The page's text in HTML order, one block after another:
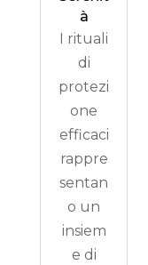
à
I rituali
di
protezi
one
efficaci
rappre
sentan
o un
insiem
e di